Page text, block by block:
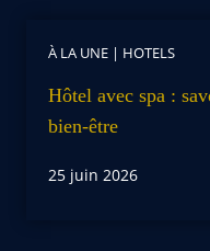
À LA UNE | HOTELS
Hôtel avec spa :
bien-être
25 juin 2026